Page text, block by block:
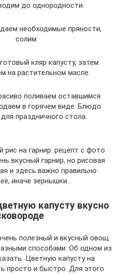
до однородности.
необходимые пряности,
солим.
кляр капусту, затем
на растительном масле.
поливаем оставшимся
в горячем виде. Блюдо
праздничного стола.
рис на гарнир: рецепт с фото
вкусный гарнир, но рисовая
и здесь важно правильно
иначе зернышки…
капусту вкусно
полезный и вкусный овощ.
способами. Об одном из
Цветную капусту на
просто и быстро. Для этого